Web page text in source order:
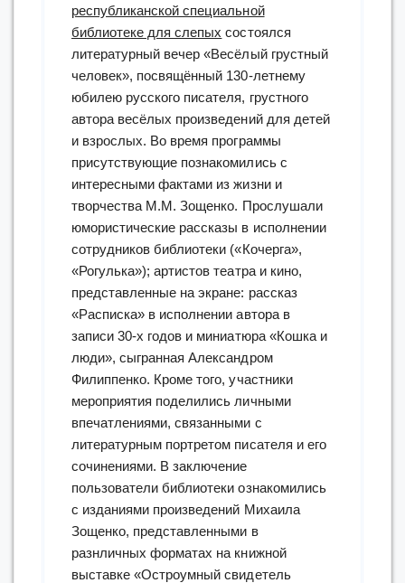
республиканской специальной
библиотеке для слепых состоялся
литературный вечер «Весёлый грустный
человек», посвящённый 130-летнему
юбилею русского писателя, грустного
автора весёлых произведений для детей
и взрослых. Во время программы
присутствующие познакомились с
интересными фактами из жизни и
творчества М.М. Зощенко. Прослушали
юмористические рассказы в исполнении
сотрудников библиотеки («Кочерга»,
«Рогулька»); артистов театра и кино,
представленные на экране: рассказ
«Расписка» в исполнении автора в
записи 30-х годов и миниатюра «Кошка и
люди», сыгранная Александром
Филиппенко. Кроме того, участники
мероприятия поделились личными
впечатлениями, связанными с
литературным портретом писателя и его
сочинениями. В заключение
пользователи библиотеки ознакомились
с изданиями произведений Михаила
Зощенко, представленными в
разнличных форматах на книжной
выставке «Остроумный свидетель